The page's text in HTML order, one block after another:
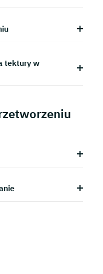
tektury w